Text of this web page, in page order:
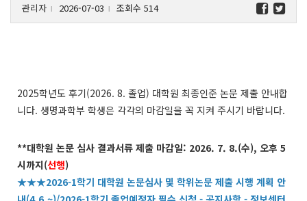
관리자 l 2026-07-03 l 조회수 514
2025학년도 후기(2026. 8. 졸업) 대학원 최종인준 논문 제출 안내합
니다. 생명과학부 학생은 각각의 마감일을 꼭 지켜 주시기 바랍니다.
**대학원 논문 심사 결과서류 제출 마감일: 2026. 7. 8.(수), 오후 5
시까지(선행)
★★★2026-1학기 대학원 논문심사 및 학위논문 제출 시행 계획 안